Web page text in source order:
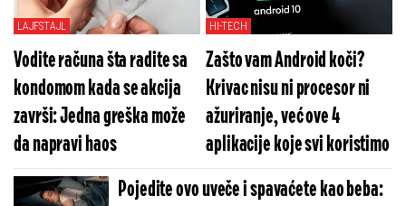
LAJFSTAJL
Vodite računa šta radite sa
kondomom kada se akcija
završi: Jedna greška može
da napravi haos
HI-TECH
Zašto vam Android koči?
Krivac nisu ni procesor ni
ažuriranje, već ove 4
aplikacije koje svi koristimo
Pojedite ovo uveče i spavaćete kao beba: